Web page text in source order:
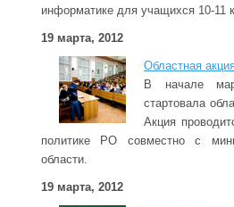
информатике для учащихся 10-11
19 марта, 2012
Областная
В начале
стартовала
Акция
политике РО совместно с
области.
19 марта, 2012